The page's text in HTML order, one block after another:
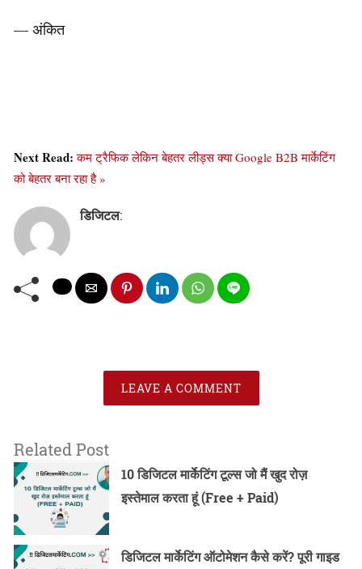
— अंकित
Next Read:कम ट्रैफिक लेकिन बेहतर लीड्स क्या Google B2B मार्केटिंग
को बेहतर बना रहा है »
डिजिटल:
LEAVE A COMMENT
Related Post
10 डिजिटल मार्केटिंग टूल्स जो मैं खुद रोज़
इस्तेमाल करता हूं (Free + Paid)
डिजिटल मार्केटिंग ऑटोमेशन कैसे करें? पूरी गाइड